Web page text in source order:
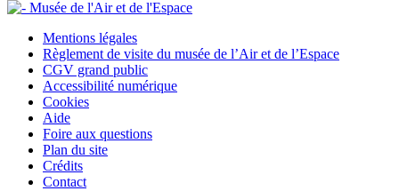
Mentions légales
Règlement de visite du musée de l’Air et de l’Espace
CGV grand public
Accessibilité numérique
Cookies
Aide
Foire aux questions
Plan du site
Crédits
Contact